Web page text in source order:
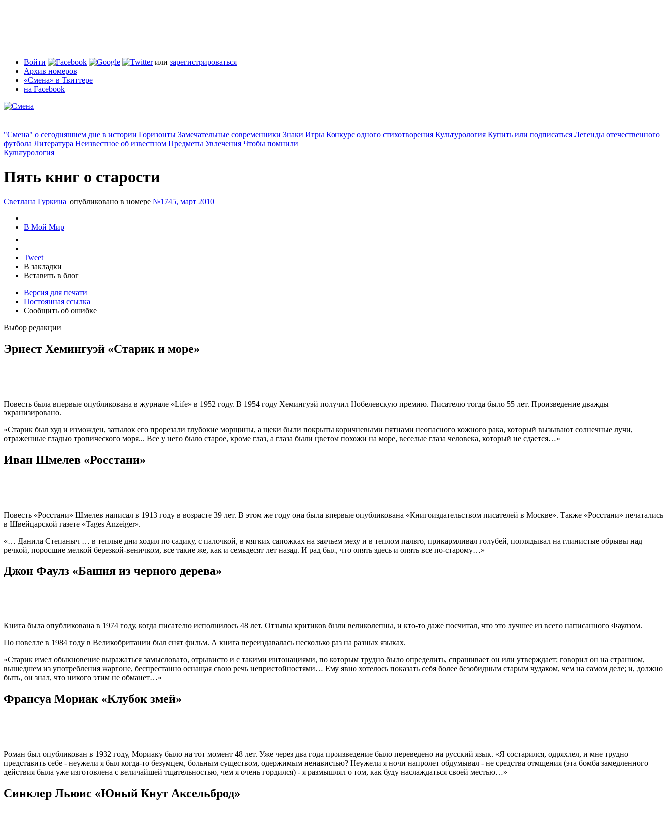
Войти или зарегистрироваться
Архив номеров
«Смена» в Твиттере
на Facebook
"Смена" о сегодняшнем дне в истории Горизонты Замечательные современники Знаки Игры Конкурс одного стихотворения Культурология Купить или подписаться Легенды отечественного
футбола Литература Неизвестное об известном Предметы Увлечения Чтобы помнили
Культурология
Пять книг о старости
Светлана Гуркина| опубликовано в номере №1745, март 2010
В Мой Мир
Tweet
В закладки
Вставить в блог
Версия для печати
Постоянная ссылка
Сообщить об ошибке
Выбор редакции
Эрнест Хемингуэй «Старик и море»
Повесть была впервые опубликована в журнале «Life» в 1952 году. В 1954 году Хемингуэй получил Нобелевскую премию. Писателю тогда было 55 лет. Произведение дважды
экранизировано.
«Старик был худ и изможден, затылок его прорезали глубокие морщины, а щеки были покрыты коричневыми пятнами неопасного кожного рака, который вызывают солнечные лучи,
отраженные гладью тропического моря... Все у него было старое, кроме глаз, а глаза были цветом похожи на море, веселые глаза человека, который не сдается…»
Иван Шмелев «Росстани»
Повесть «Росстани» Шмелев написал в 1913 году в возрасте 39 лет. В этом же году она была впервые опубликована «Книгоиздательством писателей в Москве». Также «Росстани» печатались
в Швейцарской газете «Tages Anzeiger».
«… Данила Степаныч … в теплые дни ходил по садику, с палочкой, в мягких сапожках на заячьем меху и в теплом пальто, прикармливал голубей, поглядывал на глинистые обрывы над
речкой, поросшие мелкой березкой-веничком, все такие же, как и семьдесят лет назад. И рад был, что опять здесь и опять все по-старому…»
Джон Фаулз «Башня из черного дерева»
Книга была опубликована в 1974 году, когда писателю исполнилось 48 лет. Отзывы критиков были великолепны, и кто-то даже посчитал, что это лучшее из всего написанного Фаулзом.
По новелле в 1984 году в Великобритании был снят фильм. А книга переиздавалась несколько раз на разных языках.
«Старик имел обыкновение выражаться замысловато, отрывисто и с такими интонациями, по которым трудно было определить, спрашивает он или утверждает; говорил он на странном,
вышедшем из употребления жаргоне, беспрестанно оснащая свою речь непристойностями… Ему явно хотелось показать себя более безобидным старым чудаком, чем на самом деле; и, должно
быть, он знал, что никого этим не обманет…»
Франсуа Мориак «Клубок змей»
Роман был опубликован в 1932 году, Мориаку было на тот момент 48 лет. Уже через два года произведение было переведено на русский язык. «Я состарился, одряхлел, и мне трудно
представить себе - неужели я был когда-то безумцем, больным существом, одержимым ненавистью? Неужели я ночи напролет обдумывал - не средства отмщения (эта бомба замедленного
действия была уже изготовлена с величайшей тщательностью, чем я очень гордился) - я размышлял о том, как буду наслаждаться своей местью…»
Синклер Льюис «Юный Кнут Аксельброд»